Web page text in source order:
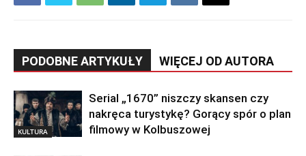
PODOBNE ARTYKUŁY WIĘCEJ OD AUTORA
KULTURA
Serial „1670” niszczy skansen czy
nakręca turystykę? Gorący spór o plan
filmowy w Kolbuszowej